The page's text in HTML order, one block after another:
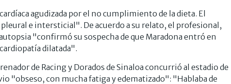
agudizada por el no cumplimiento de la dieta. El
e intersticial". De acuerdo a su relato, el profesional,
"confirmó su sospecha de que Maradona entró en
dilatada".
de Racing y Dorados de Sinaloa concurrió al estadio de
"obseso, con mucha fatiga y edematizado": "Hablaba de